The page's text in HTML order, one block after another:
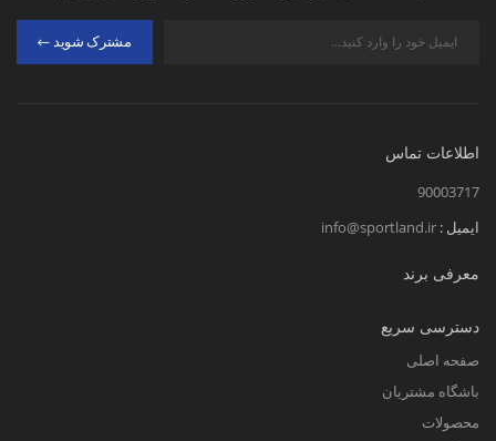
سبک‌تر بوده و حجم کمتری دارد و ممکن است
برای فعالیت‌های ورزشی خاص طراحی شود.
دارد.
معمولاً محافظت حرارتی کمتری نسبت به جلیقه نجات
و نگهداری شود.
مشترک شوید
اطلاعات تماس
90003717
ایمیل : info@sportland.ir
معرفی برند
دسترسی سریع
صفحه اصلی
باشگاه مشتریان
محصولات